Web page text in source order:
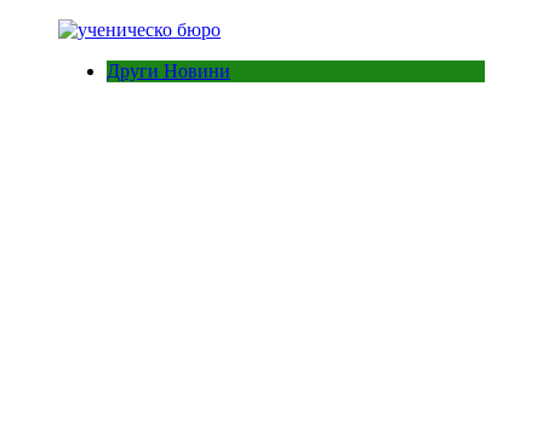
Други Новини